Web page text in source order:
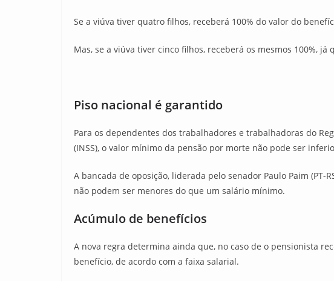
Se a viúva tiver quatro filhos, receberá 100% do valor do
Mas, se a viúva tiver cinco filhos, receberá os mesmos 100%,
Piso nacional é garantido
Para os dependentes dos trabalhadores e trabalhadoras do
(INSS), o valor mínimo da pensão por morte não pode ser
A bancada de oposição, liderada pelo senador Paulo Paim (PT-
não podem ser menores do que um salário mínimo.
Acúmulo de benefícios
A nova regra determina ainda que, no caso de o pensionista
benefício, de acordo com a faixa salarial.